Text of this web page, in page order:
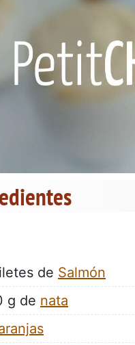
de Salmón
g de nata